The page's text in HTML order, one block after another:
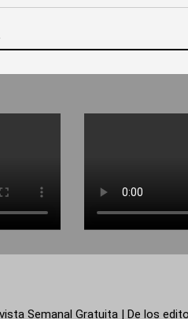
Semanal Gratuita | De los